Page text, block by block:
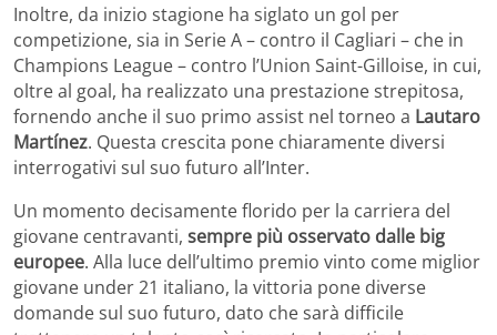
Inoltre, da inizio stagione ha siglato un gol per
competizione, sia in Serie A – contro il Cagliari – che in
Champions League – contro l’Union Saint-Gilloise, in cui,
oltre al goal, ha realizzato una prestazione strepitosa,
fornendo anche il suo primo assist nel torneo a Lautaro
Martínez. Questa crescita pone chiaramente diversi
interrogativi sul suo futuro all’Inter.
Un momento decisamente florido per la carriera del
giovane centravanti, sempre più osservato dalle big
europee. Alla luce dell’ultimo premio vinto come miglior
giovane under 21 italiano, la vittoria pone diverse
domande sul suo futuro, dato che sarà difficile